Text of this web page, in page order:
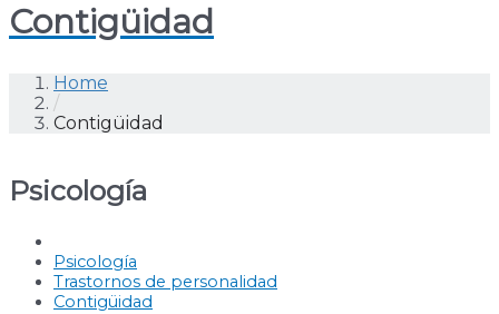
Contigüidad
Home
/
Contigüidad
Psicología
Psicología
Trastornos de personalidad
Contigüidad